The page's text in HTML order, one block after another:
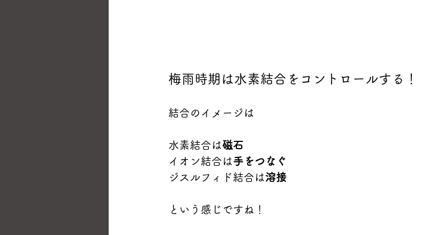
梅雨時期は水素結合をコントロールする！
結合のイメージは
水素結合は磁石
イオン結合は手をつなぐ
ジスルフィド結合は溶接
という感じですね！